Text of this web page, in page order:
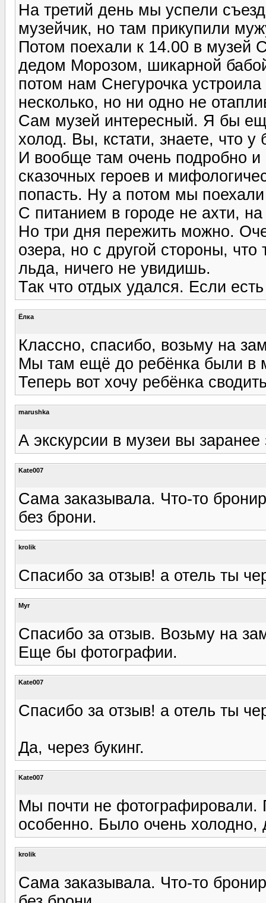
На третий день мы успели
музейчик, но там прикупили
Потом поехали к 14.00 в музей
дедом Морозом, шикарной
потом нам Снегурочка
несколько, но ни одно не
Сам музей интересный. Я бы
холод. Вы, кстати, знаете, что
И вообще там очень подробно и
сказочных героев и
попасть. Ну а потом мы
С питанием в городе не ахти,
Но три дня пережить можно.
озера, но с другой стороны,
льда, ничего не увидишь.
Так что отдых удался. Если
Ёлка
Классно, спасибо, возьму на
Мы там ещё до ребёнка были в
Теперь вот хочу ребёнка
marushka
А экскурсии в музеи вы
Kate007
Сама заказывала. Что-то
без брони.
krolik
Спасибо за отзыв! а отель ты
Myr
Спасибо за отзыв. Возьму на
Еще бы фотографии.
Kate007
Спасибо за отзыв! а отель ты
Да, через букинг.
Kate007
Мы почти не фотографировали.
особенно. Было очень
krolik
Сама заказывала. Что-то